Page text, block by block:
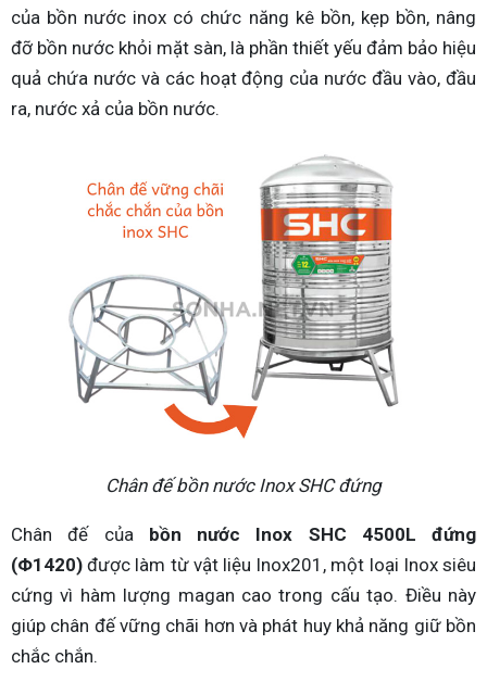
của bồn nước inox có chức năng kê bồn, kẹp bồn, nâng
đỡ bồn nước khỏi mặt sàn, là phần thiết yếu đảm bảo hiệu
quả chứa nước và các hoạt động của nước đầu vào, đầu
ra, nước xả của bồn nước.
Chân đế bồn nước Inox SHC đứng
Chân đế củabồn nước Inox SHC 4500L đứng
(Φ1420) được làm từ vật liệu Inox201, một loại Inox siêu
cứng vì hàm lượng magan cao trong cấu tạo. Điều này
giúp chân đế vững chãi hơn và phát huy khả năng giữ bồn
chắc chắn.